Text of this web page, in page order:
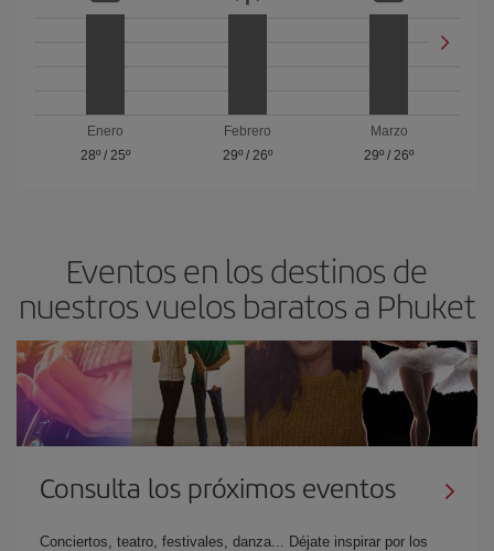
Enero
28º/ 25º
Febrero
29º/ 26º
Marzo
29º /26º
Eventos en los destinos de
nuestros vuelos baratos a Phuket
Consulta los próximos eventos
Conciertos, teatro, festivales, danza... Déjate inspirar por los